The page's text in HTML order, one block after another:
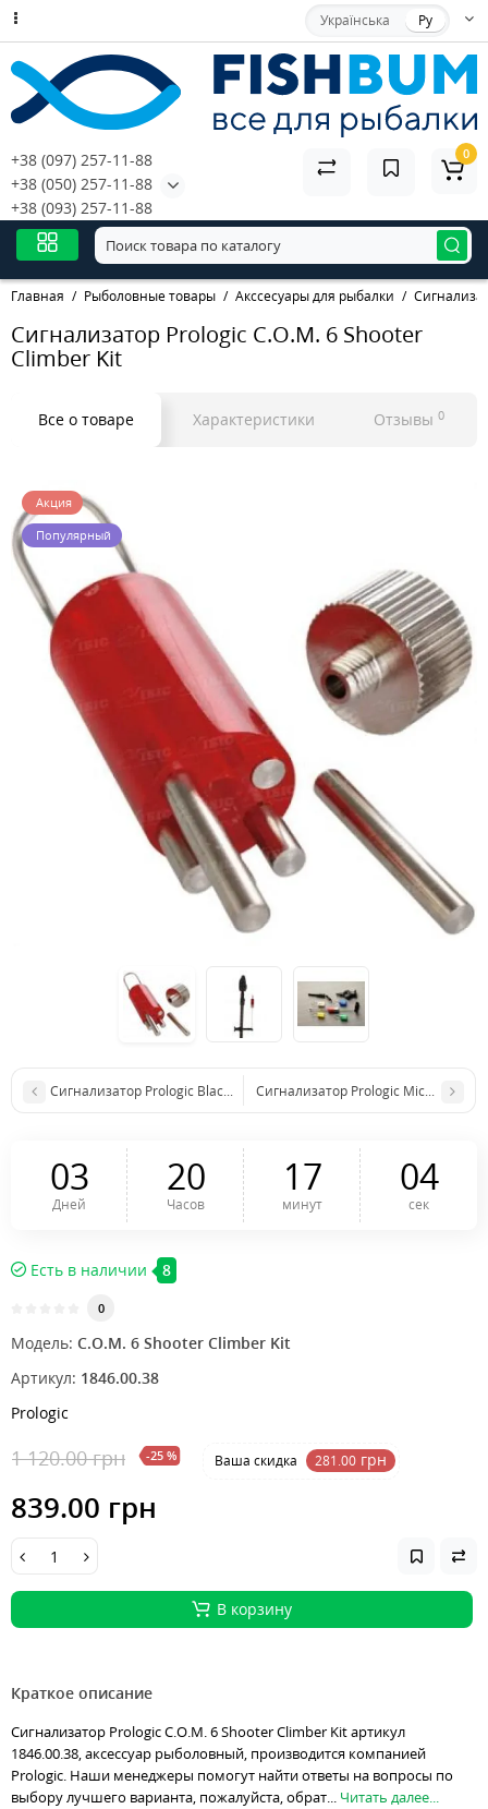
Українська Ру
+38 (097) 257-11-88
+38 (050) 257-11-88
+38 (093) 257-11-88
0
Главная Рыболовные товары Акссесуары для рыбалки
Сигнализатор Prologic C.O.M. 6 Shooter
Climber Kit
Все о товаре Характеристики Отзывы 0
Акция
Популярный
Сигнализатор Prologic Black QR 6 Shooter Big Water Swing Kit
Сигнализатор Prologic Micro
03
Дней
20
Часов
17
минут
04
сек
Есть в наличии 8
0
Модель: C.O.M. 6 Shooter Climber Kit
Артикул: 1846.00.38
Prologic
1 120.00 грн -25 % Ваша cкидка 281.00 грн
839.00 грн
В корзину
Краткое описание
Сигнализатор Prologic C.O.M. 6 Shooter Climber Kit артикул
1846.00.38, аксессуар рыболовный, производится компанией
Prologic. Наши менеджеры помогут найти ответы на вопросы по
выбору лучшего варианта, пожалуйста, обрат... Читать далее...